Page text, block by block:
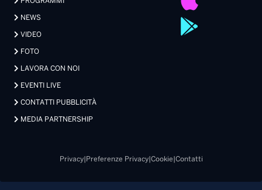
NEWS
VIDEO
FOTO
LAVORA CON NOI
EVENTI LIVE
CONTATTI PUBBLICITÀ
MEDIA PARTNERSHIP
Privacy| Preferenze Privacy| Cookie Contatti